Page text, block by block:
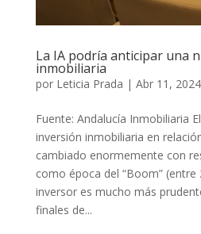
La IA podría anticipar una
inmobiliaria
por Leticia Prada | Abr 11, 2024
Fuente: Andalucía Inmobiliaria
inversión inmobiliaria en
cambiado enormemente con
como época del “Boom” (entre
inversor es mucho más
finales de...